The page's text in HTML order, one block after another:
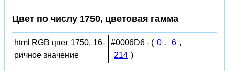
Цвет по числу 1750, цветовая гамма
html RGB цвет 1750, 16-
ричное значение
#0006D6 - ( 0 , 6 ,
214 )